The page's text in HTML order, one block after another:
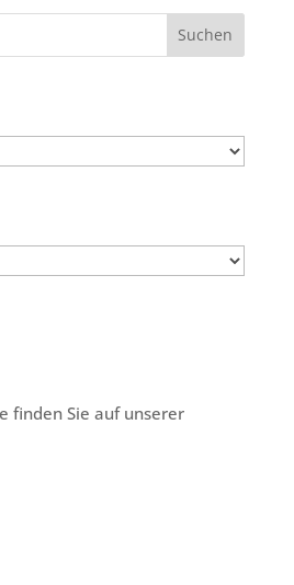
finden Sie auf unserer